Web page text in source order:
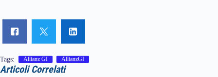
Tags: Allianz GI AllianzGI
Articoli Correlati